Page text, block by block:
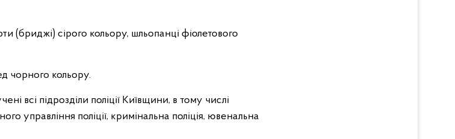
(бриджі) сірого кольору, шльопанці фіолетового
чорного кольору.
всі підрозділи поліції Київщини, в тому числі
управління поліції, кримінальна поліція, ювенальна